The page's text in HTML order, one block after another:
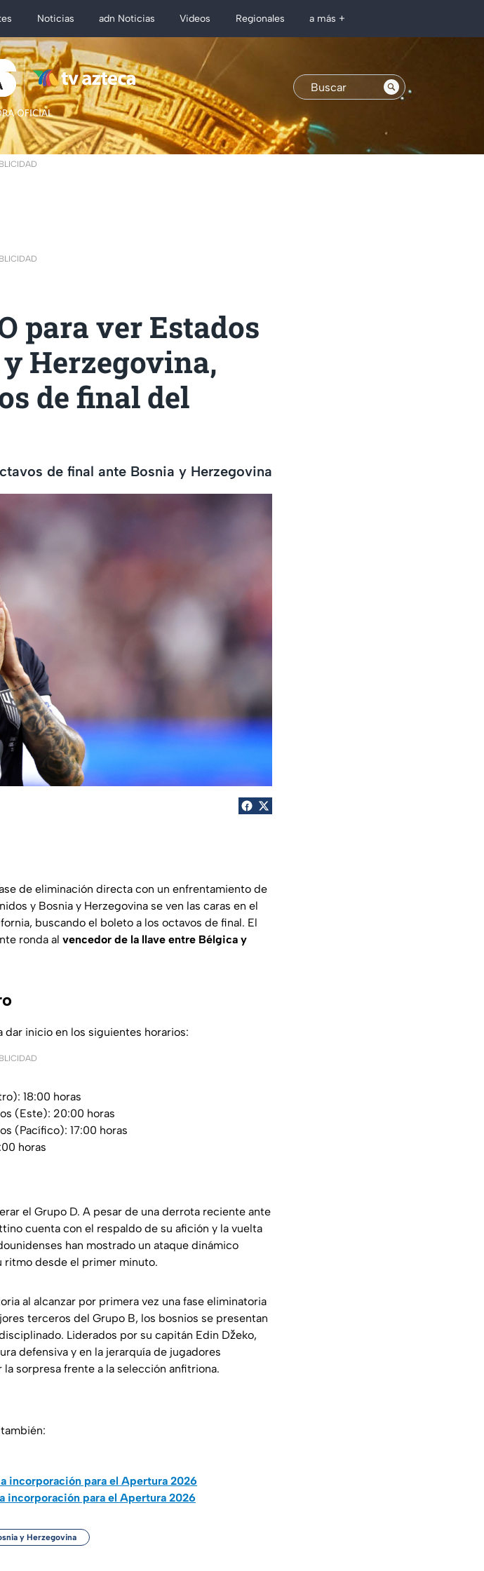
Noticias adn Noticias Videos Regionales a más +
para ver Estados
Herzegovina,
de final del
de final ante Bosnia y Herzegovina
de eliminación directa con un enfrentamiento de
y Bosnia y Herzegovina se ven las caras en el
buscando el boleto a los octavos de final. El
ronda al vencedor de la llave entre Bélgica y
inicio en los siguientes horarios:
18:00 horas
(Este): 20:00 horas
(Pacífico): 17:00 horas
horas
el Grupo D. A pesar de una derrota reciente ante
cuenta con el respaldo de su afición y la vuelta
han mostrado un ataque dinámico
ritmo desde el primer minuto.
al alcanzar por primera vez una fase eliminatoria
terceros del Grupo B, los bosnios se presentan
Liderados por su capitán Edin Džeko,
defensiva y en la jerarquía de jugadores
sorpresa frente a la selección anfitriona.
incorporación para el Apertura 2026
incorporación para el Apertura 2026
y Herzegovina